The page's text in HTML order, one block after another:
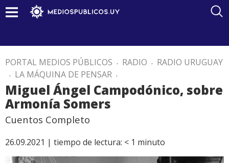
PORTAL MEDIOS PÚBLICOS . RADIO . RADIO URUGUAY
. LA MÁQUINA DE PENSAR .
Miguel Ángel Campodónico, sobre
Armonía Somers
Cuentos Completo
26.09.2021 | tiempo de lectura: < 1 minuto